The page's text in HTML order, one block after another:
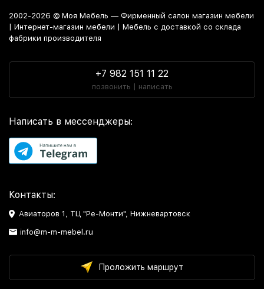
2002-2026 © Моя Мебель — Фирменный салон магазин мебели
| Интернет-магазин мебели | Мебель с доставкой со склада
фабрики производителя
+7 982 151 11 22
позвонить | написать
Написать в мессенджеры:
Контакты:
Авиаторов 1, ТЦ "Ре-Монти", Нижневартовск
info@m-m-mebel.ru
Проложить маршрут